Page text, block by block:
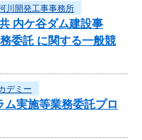
川開発工事事務所
内ケ谷ダム建設事
委託 に関する一般競
デミー
実施等業務委託プロ